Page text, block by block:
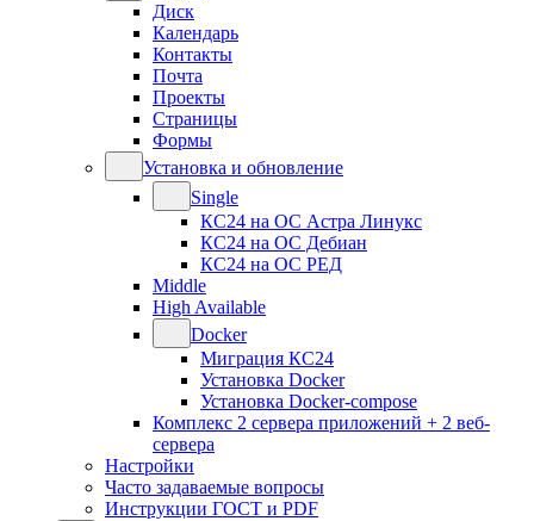
Диск
Календарь
Контакты
Почта
Проекты
Страницы
Формы
Установка и обновление
Single
КС24 на ОС Астра Линукс
КС24 на ОС Дебиан
КС24 на ОС РЕД
Middle
High Available
Docker
Миграция КС24
Установка Docker
Установка Docker-compose
Комплекс 2 сервера приложений + 2 веб-
сервера
Настройки
Часто задаваемые вопросы
Инструкции ГОСТ и PDF